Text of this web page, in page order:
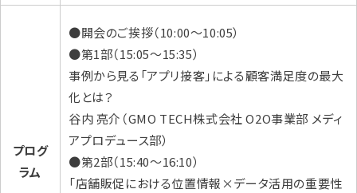
プログ
ラム
●開会のご挨拶（10:00～10:05）
●第1部（15:05～15:35）
事例から見る「アプリ接客」による顧客満足度の最大
化とは？
谷内 亮介（GMO TECH株式会社 O2O事業部 メディ
アプロデュース部）
●第2部（15:40～16:10）
「店舗販促における位置情報×データ活用の重要性